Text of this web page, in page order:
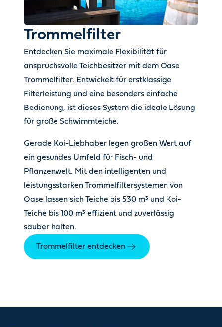
Trommelfilter
Entdecken Sie maximale Flexibilität für
anspruchsvolle Teichbesitzer mit dem Oase
Trommelfilter. Entwickelt für erstklassige
Filterleistung und eine besonders einfache
Bedienung, ist dieses System die ideale Lösung
für große Schwimmteiche.
Gerade Koi-Liebhaber legen großen Wert auf
ein gesundes Umfeld für Fisch- und
Pflanzenwelt. Mit den intelligenten und
leistungsstarken Trommelfiltersystemen von
Oase lassen sich Teiche bis 530 m³ und Koi-
Teiche bis 100 m³ effizient und zuverlässig
sauber halten.
Trommelfilter entdecken